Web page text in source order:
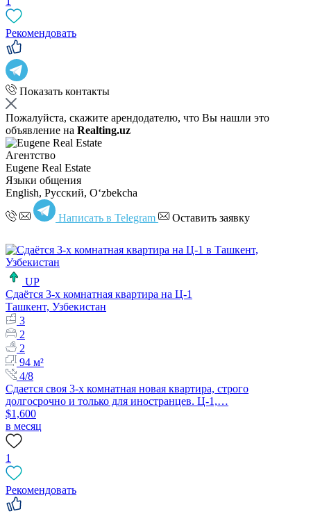
Рекомендовать
Показать контакты
Пожалуйста, скажите арендодателю, что Вы нашли это
объявление на Realting.uz
Агентство
Eugene Real Estate
Языки общения
English, Русский, Oʻzbekcha
Написать в Telegram Оставить заявку
UP
Сдаётся 3-х комнатная квартира на Ц-1
Ташкент, Узбекистан
3
2
2
94 м²
4/8
Сдается своя 3-х комнатная новая квартира, строго
долгосрочно и только для иностранцев. Ц-1,…
$1,600
в месяц
1
Рекомендовать